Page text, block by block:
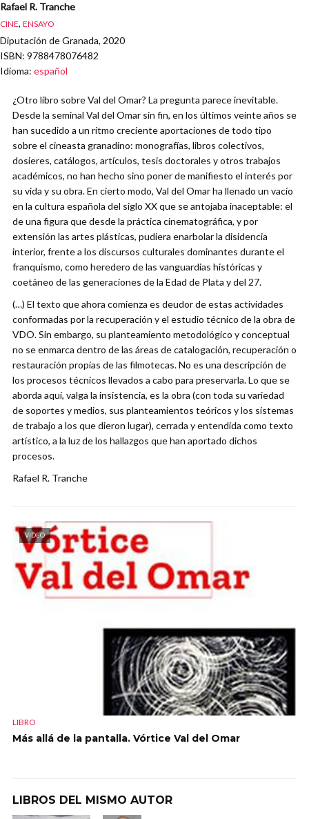
Rafael R. Tranche
CINE, ENSAYO
Diputación de Granada, 2020
ISBN: 9788478076482
Idioma: español
¿Otro libro sobre Val del Omar? La pregunta parece inevitable.
Desde la seminal Val del Omar sin fin, en los últimos veinte años se
han sucedido a un ritmo creciente aportaciones de todo tipo
sobre el cineasta granadino: monografías, libros colectivos,
dosieres, catálogos, artículos, tesis doctorales y otros trabajos
académicos, no han hecho sino poner de manifiesto el interés por
su vida y su obra. En cierto modo, Val del Omar ha llenado un vacío
en la cultura española del siglo XX que se antojaba inaceptable: el
de una figura que desde la práctica cinematográfica, y por
extensión las artes plásticas, pudiera enarbolar la disidencia
interior, frente a los discursos culturales dominantes durante el
franquismo, como heredero de las vanguardias históricas y
coetáneo de las generaciones de la Edad de Plata y del 27.
(…) El texto que ahora comienza es deudor de estas actividades
conformadas por la recuperación y el estudio técnico de la obra de
VDO. Sin embargo, su planteamiento metodológico y conceptual
no se enmarca dentro de las áreas de catalogación, recuperación o
restauración propias de las filmotecas. No es una descripción de
los procesos técnicos llevados a cabo para preservarla. Lo que se
aborda aquí, valga la insistencia, es la obra (con toda su variedad
de soportes y medios, sus planteamientos teóricos y los sistemas
de trabajo a los que dieron lugar), cerrada y entendida como texto
artístico, a la luz de los hallazgos que han aportado dichos
procesos.
Rafael R. Tranche
VIDEO
LIBRO
Más allá de la pantalla. Vórtice Val del Omar
LIBROS DEL MISMO AUTOR